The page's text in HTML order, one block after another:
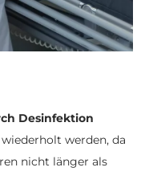
Desinfektion
werden, da
nicht länger als